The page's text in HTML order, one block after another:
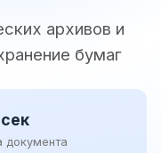
архивов и
бумаг
документа